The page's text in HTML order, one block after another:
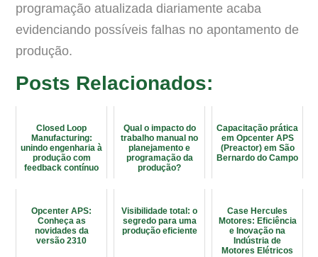
programação atualizada diariamente acaba
evidenciando possíveis falhas no apontamento de
produção.
Posts Relacionados:
Closed Loop
Manufacturing:
unindo engenharia à
produção com
feedback contínuo
Qual o impacto do
trabalho manual no
planejamento e
programação da
produção?
Capacitação prática
em Opcenter APS
(Preactor) em São
Bernardo do Campo
Opcenter APS:
Conheça as
novidades da
versão 2310
Visibilidade total: o
segredo para uma
produção eficiente
Case Hercules
Motores: Eficiência
e Inovação na
Indústria de
Motores Elétricos